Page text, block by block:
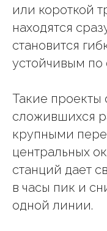
или короткой
находятся
становится
устойчивым по
Такие
сложившихся
крупными
центральных
станций дает
в часы пик и
одной линии.